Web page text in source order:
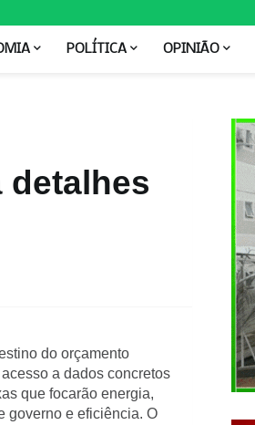
POLÍTICA OPINIÃO
detalhes
do orçamento
a dados concretos
que focarão energia,
governo e eficiência. O